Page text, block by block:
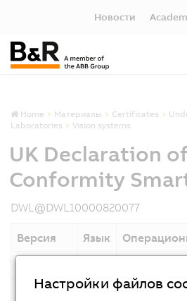
Новости
Home Материалы Certificates
Laboratories
Vision systems
UK Declaration
Conformity
DWL@DWL10000820077
Версия Язык
Описание
UK Declaration of
Настройки файлов